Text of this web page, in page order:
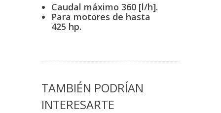
Caudal máximo 360 [l/h].
Para motores de hasta
425 hp.
TAMBIÉN PODRÍAN
INTERESARTE